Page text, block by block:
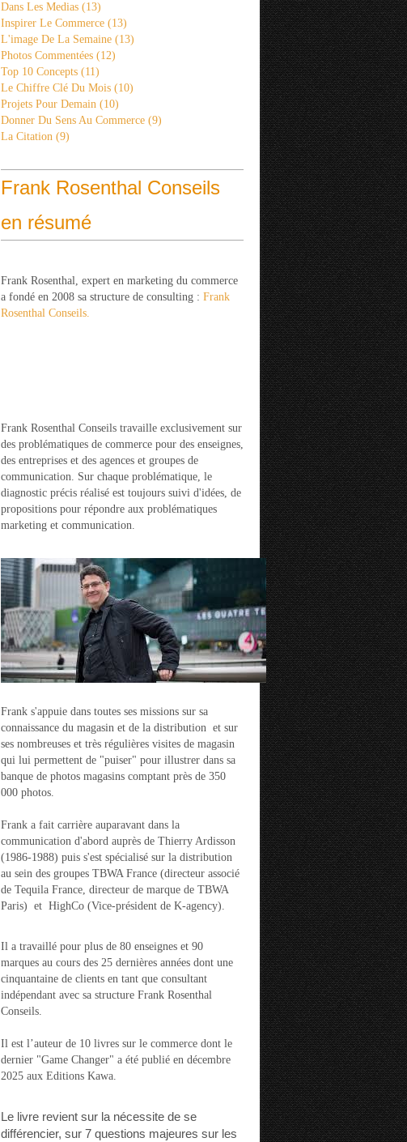
Dans Les Medias (13)
Inspirer Le Commerce (13)
L'image De La Semaine (13)
Photos Commentées (12)
Top 10 Concepts (11)
Le Chiffre Clé Du Mois (10)
Projets Pour Demain (10)
Donner Du Sens Au Commerce (9)
La Citation (9)
Frank Rosenthal Conseils
en résumé
Frank Rosenthal, expert en marketing du commerce
a fondé en 2008 sa structure de consulting : Frank
Rosenthal Conseils.
Frank Rosenthal Conseils travaille exclusivement sur
des problématiques de commerce pour des enseignes,
des entreprises et des agences et groupes de
communication. Sur chaque problématique, le
diagnostic précis réalisé est toujours suivi d'idées, de
propositions pour répondre aux problématiques
marketing et communication.
Frank s'appuie dans toutes ses missions sur sa
connaissance du magasin et de la distribution et sur
ses nombreuses et très régulières visites de magasin
qui lui permettent de "puiser" pour illustrer dans sa
banque de photos magasins comptant près de 350
000 photos.
Frank a fait carrière auparavant dans la
communication d'abord auprès de Thierry Ardisson
(1986-1988) puis s'est spécialisé sur la distribution
au sein des groupes TBWA France (directeur associé
de Tequila France, directeur de marque de TBWA
Paris) et HighCo (Vice-président de K-agency).
Il a travaillé pour plus de 80 enseignes et 90
marques au cours des 25 dernières années dont une
cinquantaine de clients en tant que consultant
indépendant avec sa structure Frank Rosenthal
Conseils.
Il est l’auteur de 10 livres sur le commerce dont le
dernier "Game Changer" a été publié en décembre
2025 aux Editions Kawa.
Le livre revient sur la nécessite de se
différencier, sur 7 questions majeures sur les